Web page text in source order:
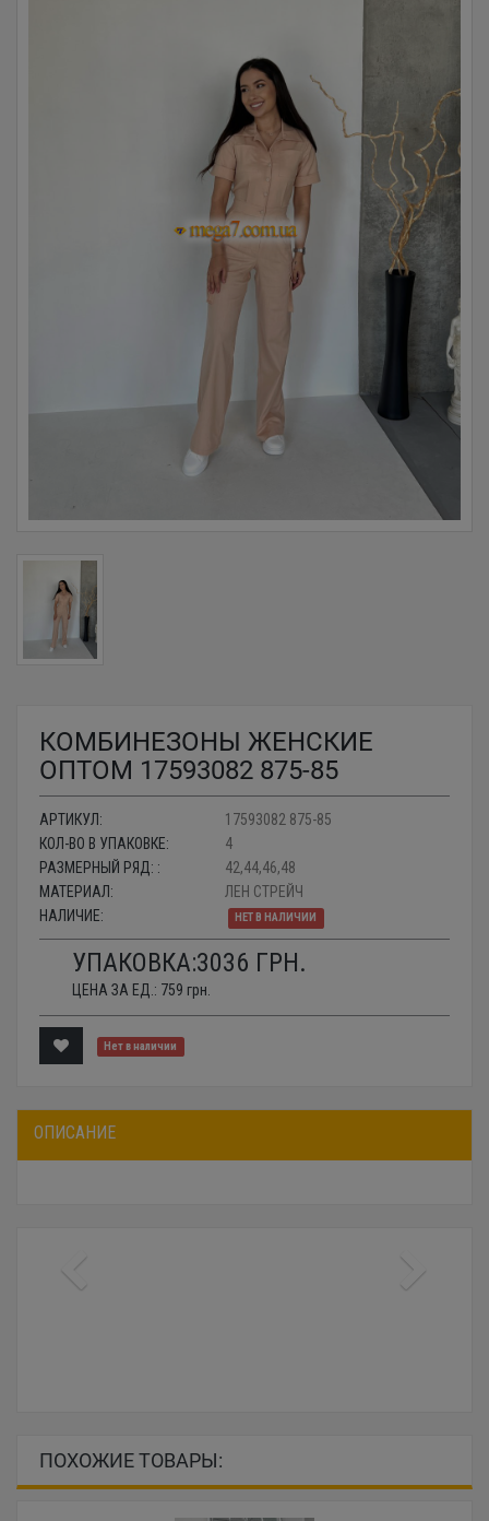
КОМБИНЕЗОНЫ ЖЕНСКИЕ
ОПТОМ 17593082 875-85
АРТИКУЛ:
17593082 875-85
КОЛ-ВО В УПАКОВКЕ:
4
РАЗМЕРНЫЙ РЯД: :
42,44,46,48
МАТЕРИАЛ:
ЛЕН СТРЕЙЧ
НАЛИЧИЕ:
НЕТ В НАЛИЧИИ
УПАКОВКА:3036 ГРН.
ЦЕНА ЗА ЕД.: 759 грн.
Нет в наличии
ОПИСАНИЕ
ПОХОЖИЕ ТОВАРЫ: